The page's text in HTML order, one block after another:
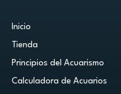
Inicio
Tienda
Principios del Acuarismo
Calculadora de Acuarios